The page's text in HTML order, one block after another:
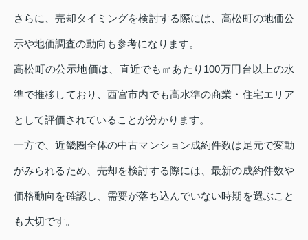
さらに、売却タイミングを検討する際には、高松町の地価公
示や地価調査の動向も参考になります。
高松町の公示地価は、直近でも㎡あたり100万円台以上の水
準で推移しており、西宮市内でも高水準の商業・住宅エリア
として評価されていることが分かります。
一方で、近畿圏全体の中古マンション成約件数は足元で変動
がみられるため、売却を検討する際には、最新の成約件数や
価格動向を確認し、需要が落ち込んでいない時期を選ぶこと
も大切です。